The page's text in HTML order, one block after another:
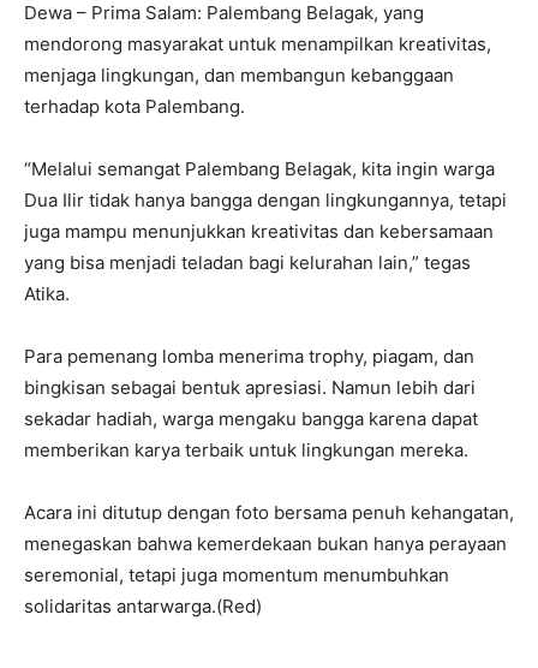
Dewa – Prima Salam: Palembang Belagak, yang
mendorong masyarakat untuk menampilkan kreativitas,
menjaga lingkungan, dan membangun kebanggaan
terhadap kota Palembang.
“Melalui semangat Palembang Belagak, kita ingin warga
Dua Ilir tidak hanya bangga dengan lingkungannya, tetapi
juga mampu menunjukkan kreativitas dan kebersamaan
yang bisa menjadi teladan bagi kelurahan lain,” tegas
Atika.
Para pemenang lomba menerima trophy, piagam, dan
bingkisan sebagai bentuk apresiasi. Namun lebih dari
sekadar hadiah, warga mengaku bangga karena dapat
memberikan karya terbaik untuk lingkungan mereka.
Acara ini ditutup dengan foto bersama penuh kehangatan,
menegaskan bahwa kemerdekaan bukan hanya perayaan
seremonial, tetapi juga momentum menumbuhkan
solidaritas antarwarga.(Red)